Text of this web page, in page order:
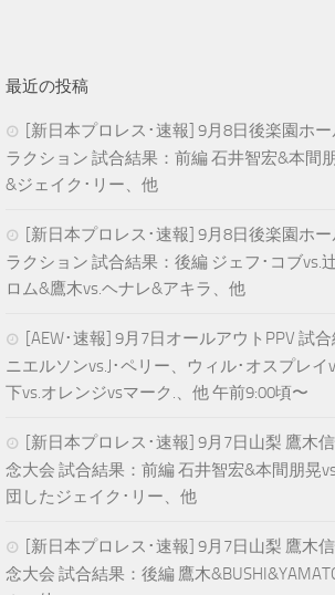
最近の投稿
[新日本プロレス･速報] 9月8日後楽園ホー
ラクション 試合結果：前編 石井智宏&本間
&ジェイク･リー、他
[新日本プロレス･速報] 9月8日後楽園ホー
ラクション 試合結果：後編 ジェフ･コブvs.
ロム&鷹木vs.ヘナレ&アキラ、他
[AEW･速報] 9月7日オールアウトPPV 試
ニエルソンvs.J･ペリー、ウィル･オスプレイ
下vs.オレンジvsマーク.、他 午前9:00頃〜
[新日本プロレス･速報] 9月7日山梨 鷹木
念大会 試合結果：前編 石井智宏&本間朋晃
団したジェイク･リー、他
[新日本プロレス･速報] 9月7日山梨 鷹木
念大会 試合結果：後編 鷹木